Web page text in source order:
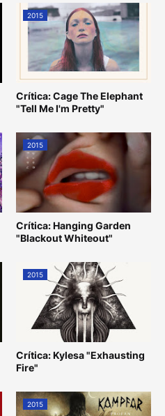
2015
Crítica: Cage The Elephant
"Tell Me I'm Pretty"
2015
Crítica: Hanging Garden
"Blackout Whiteout"
2015
Crítica: Kylesa "Exhausting
Fire"
2015